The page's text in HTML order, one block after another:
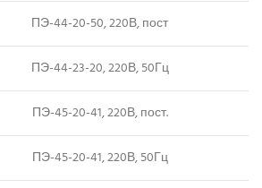
ПЭ-44-20-50, 220В, пост
ПЭ-44-23-20, 220В, 50Гц
ПЭ-45-20-41, 220В, пост.
ПЭ-45-20-41, 220В, 50Гц